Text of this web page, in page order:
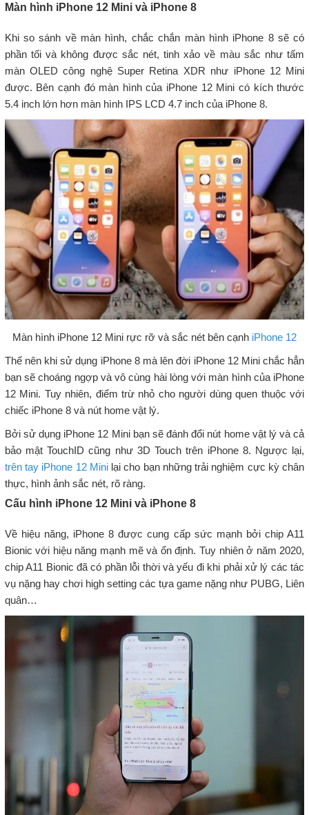
Màn hình iPhone 12 Mini và iPhone 8
Khi so sánh về màn hình, chắc chắn màn hình iPhone 8 sẽ có
phần tối và không được sắc nét, tinh xảo về màu sắc như tấm
màn OLED công nghệ Super Retina XDR như iPhone 12 Mini
được. Bên cạnh đó màn hình của iPhone 12 Mini có kích thước
5.4 inch lớn hơn màn hình IPS LCD 4.7 inch của iPhone 8.
Màn hình iPhone 12 Mini rực rỡ và sắc nét bên cạnh iPhone 12
Thế nên khi sử dụng iPhone 8 mà lên đời iPhone 12 Mini chắc hẳn
bạn sẽ choáng ngợp và vô cùng hài lòng với màn hình của iPhone
12 Mini. Tuy nhiên, điểm trừ nhỏ cho người dùng quen thuộc với
chiếc iPhone 8 và nút home vật lý.
Bởi sử dụng iPhone 12 Mini bạn sẽ đánh đổi nút home vật lý và cả
bảo mật TouchID cũng như 3D Touch trên iPhone 8. Ngược lại,
trên tay iPhone 12 Minilại cho bạn những trải nghiệm cực kỳ chân
thực, hình ảnh sắc nét, rõ ràng.
Cấu hình iPhone 12 Mini và iPhone 8
Về hiệu năng, iPhone 8 được cung cấp sức mạnh bởi chip A11
Bionic với hiệu năng mạnh mẽ và ổn định. Tuy nhiên ở năm 2020,
chip A11 Bionic đã có phần lỗi thời và yếu đi khi phải xử lý các tác
vụ nặng hay chơi high setting các tựa game nặng như PUBG, Liên
quân…